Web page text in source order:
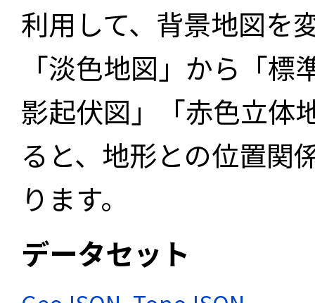
利用して、背景地図を
「淡色地図」から「
影起伏図」「赤色立体
ると、地形との位置関
ります。
データセット